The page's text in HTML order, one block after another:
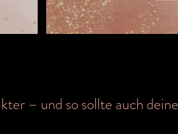
– und so sollte auch